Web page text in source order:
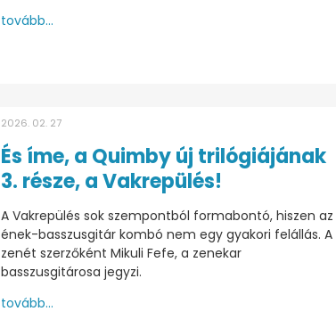
tovább...
2026. 02. 27
És íme, a Quimby új trilógiájának
3. része, a Vakrepülés!
A Vakrepülés sok szempontból formabontó, hiszen az
ének-basszusgitár kombó nem egy gyakori felállás. A
zenét szerzőként Mikuli Fefe, a zenekar
basszusgitárosa jegyzi.
tovább...